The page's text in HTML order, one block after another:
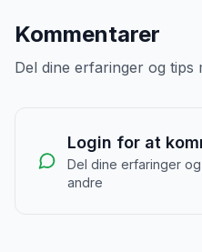
Kommentarer
Del dine erfaringer og tips
Login for at
Del dine erfaringer
andre